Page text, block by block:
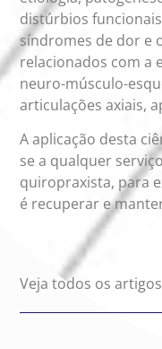
distúrbios
síndromes de dor e
relacionados com a
neuro-músculo-
articulações axiais,
A aplicação desta
se a qualquer
quiropraxista, para
é recuperar e
Veja todos os